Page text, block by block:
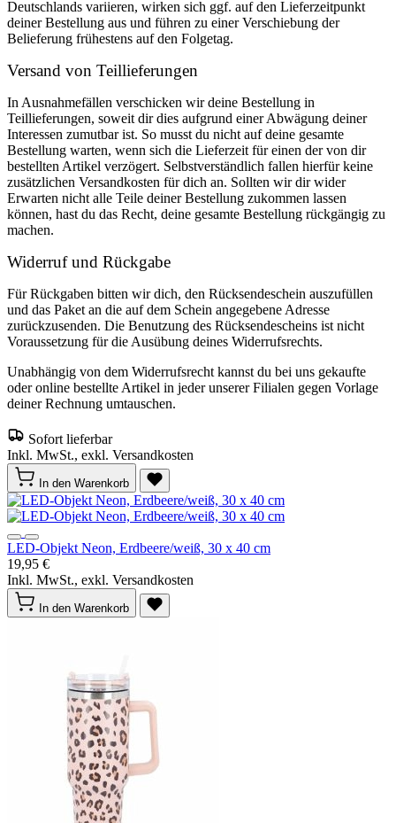
Deutschlands variieren, wirken sich ggf. auf den Lieferzeitpunkt
deiner Bestellung aus und führen zu einer Verschiebung der
Belieferung frühestens auf den Folgetag.
Versand von Teillieferungen
In Ausnahmefällen verschicken wir deine Bestellung in
Teillieferungen, soweit dir dies aufgrund einer Abwägung deiner
Interessen zumutbar ist. So musst du nicht auf deine gesamte
Bestellung warten, wenn sich die Lieferzeit für einen der von dir
bestellten Artikel verzögert. Selbstverständlich fallen hierfür keine
zusätzlichen Versandkosten für dich an. Sollten wir dir wider
Erwarten nicht alle Teile deiner Bestellung zukommen lassen
können, hast du das Recht, deine gesamte Bestellung rückgängig zu
machen.
Widerruf und Rückgabe
Für Rückgaben bitten wir dich, den Rücksendeschein auszufüllen
und das Paket an die auf dem Schein angegebene Adresse
zurückzusenden. Die Benutzung des Rücksendescheins ist nicht
Voraussetzung für die Ausübung deines Widerrufsrechts.
Unabhängig von dem Widerrufsrecht kannst du bei uns gekaufte
oder online bestellte Artikel in jeder unserer Filialen gegen Vorlage
deiner Rechnung umtauschen.
Sofort lieferbar
Inkl. MwSt., exkl. Versandkosten
In den Warenkorb
LED-Objekt Neon, Erdbeere/weiß, 30 x 40 cm
19,95 €
Inkl. MwSt., exkl. Versandkosten
In den Warenkorb